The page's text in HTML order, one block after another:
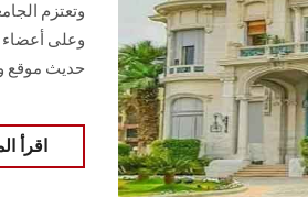
وتعتزم
وعلى أعضاء
حديث موقع
اقرأ